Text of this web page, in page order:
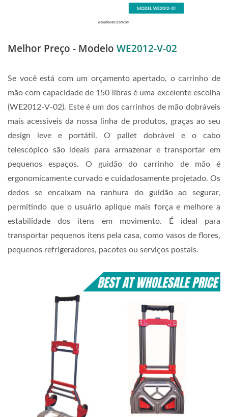
Melhor Preço - Modelo WE2012-V-02
Se você está com um orçamento apertado, o carrinho de
mão com capacidade de 150 libras é uma excelente escolha
(WE2012-V-02). Este é um dos carrinhos de mão dobráveis
mais acessíveis da nossa linha de produtos, graças ao seu
design leve e portátil. O pallet dobrável e o cabo
telescópico são ideais para armazenar e transportar em
pequenos espaços. O guidão do carrinho de mão é
ergonomicamente curvado e cuidadosamente projetado. Os
dedos se encaixam na ranhura do guidão ao segurar,
permitindo que o usuário aplique mais força e melhore a
estabilidade dos itens em movimento. É ideal para
transportar pequenos itens pela casa, como vasos de flores,
pequenos refrigeradores, pacotes ou serviços postais.